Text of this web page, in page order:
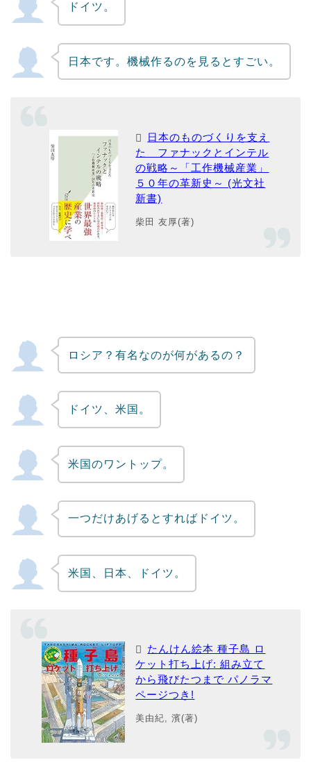
ドイツ。
日本です。機械作るのを見るとすごい。
日本のものづくりを支え
た ファナックとインテル
の戦略～「工作機械産業」
５０年の革新史～ (光文社
新書)
柴田 友厚(著)
ロシア？有名なのが何があるの？
ドイツ、米国。
米国のワントップ。
一つだけあげるとすればドイツ。
米国、日本、ドイツ。
たんけん絵本 種子島 ロ
ケット打ち上げ: 組み立て
から飛びたつまで パノラマ
ページつき!
美由紀, 濱(著)